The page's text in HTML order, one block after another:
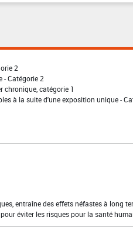
2
- Catégorie 2
chronique, catégorie 1
à la suite d'une exposition unique -
entraîne des effets néfastes à long
éviter les risques pour la santé